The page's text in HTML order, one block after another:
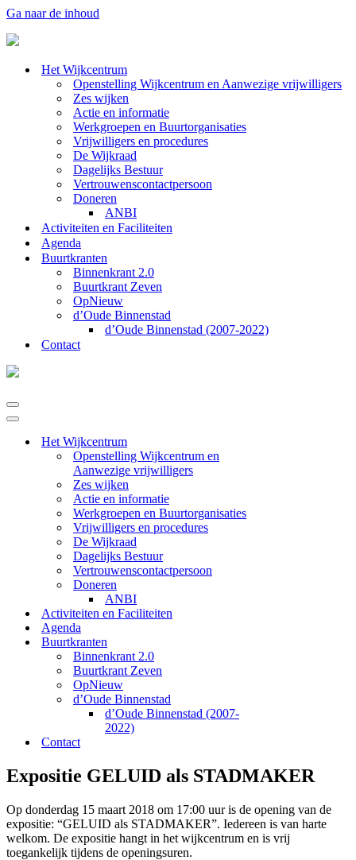
Ga naar de inhoud
Het Wijkcentrum
Openstelling Wijkcentrum en Aanwezige vrijwilligers
Zes wijken
Actie en informatie
Werkgroepen en Buurtorganisaties
Vrijwilligers en procedures
De Wijkraad
Dagelijks Bestuur
Vertrouwenscontactpersoon
Doneren
ANBI
Activiteiten en Faciliteiten
Agenda
Buurtkranten
Binnenkrant 2.0
Buurtkrant Zeven
OpNieuw
d’Oude Binnenstad
d’Oude Binnenstad (2007-2022)
Contact
Navigatie
Menu
Navigatie
Het Wijkcentrum
Openstelling Wijkcentrum en
Aanwezige vrijwilligers
Zes wijken
Actie en informatie
Werkgroepen en Buurtorganisaties
Vrijwilligers en procedures
De Wijkraad
Dagelijks Bestuur
Vertrouwenscontactpersoon
Doneren
ANBI
Activiteiten en Faciliteiten
Agenda
Buurtkranten
Binnenkrant 2.0
Buurtkrant Zeven
OpNieuw
d’Oude Binnenstad
d’Oude Binnenstad (2007-
2022)
Contact
Expositie GELUID als STADMAKER
Op donderdag 15 maart 2018 om 17:00 uur is de opening van de
expositie: “GELUID als STADMAKER”. Iedereen is van harte
welkom. De expositie hangt in het wijkcentrum en is vrij
toegankelijk tijdens de openingsuren.